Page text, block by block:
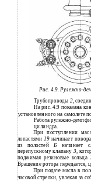
Рис. 4.9. Рулежно-
Трубопроводы 2,
На рис. 4.9 показана
установленного на самолете
Работа рулежно-
цилиндра.
При поступлении
лопастями19начинает
из полостейБ начинает
перепускному клапану 3,
поджимая резиновые кольца
Вращение ротора передается,
При подаче масла в
часовой стрелки, увлекая за